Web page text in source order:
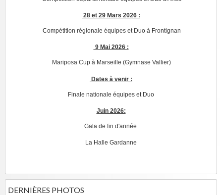
28 et 29 Mars 2026 :
Compétition régionale équipes et Duo à Frontignan
9 Mai 2026 :
Mariposa Cup à Marseille (Gymnase Vallier)
Dates à venir :
Finale nationale équipes et Duo
Juin 2026:
Gala de fin d'année
La Halle Gardanne
DERNIÈRES PHOTOS